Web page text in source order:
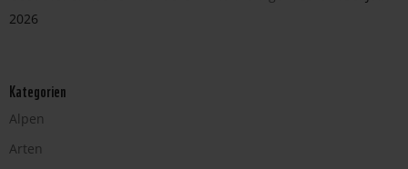
2026
Kategorien
Alpen
Arten